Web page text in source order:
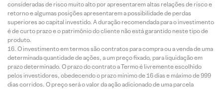
consideradas de risco muito alto por apresentarem altas relações de risco e
retorno e algumas posições apresentarem a possibilidade de perdas
superiores ao capital investido. A duração recomendada para o investimento
é de curto prazo e o patrimônio do cliente não está garantido neste tipo de
produto.
O investimento em termos são contratos para compra ou a venda de uma
determinada quantidade de ações, a um preço fixado, para liquidação em
prazo determinado. O prazo do contrato a Termo é livremente escolhido
pelos investidores, obedecendo o prazo mínimo de 16 dias e máximo de 999
dias corridos. O preço será o valor da ação adicionado de uma parcela